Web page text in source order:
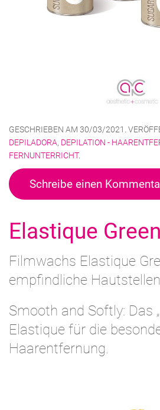
GESCHRIEBEN AM 30/03/2021 .
DEPILADORA, DEPILATION -
FERNUNTERRICHT.
Schreibe einen
Elastique Green
Filmwachs Elastique
empfindliche Hautstellen
Smooth and Softly: Das
Elastique für die
Haarentfernung.